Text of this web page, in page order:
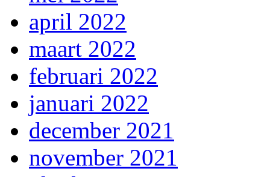
april 2022
maart 2022
februari 2022
januari 2022
december 2021
november 2021